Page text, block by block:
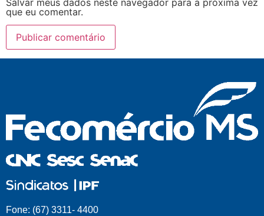
que eu comentar.
Fone: (67) 3311- 4400